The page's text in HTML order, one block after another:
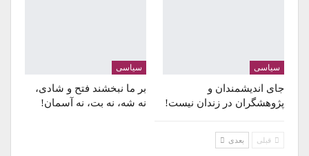
سیاسی
جای اندیشمندان و
پژوهشگران در زندان نیست!
سیاسی
بر ما نبخشند فتح و شادی،
نه شه، نه بت، نه آسمان!
قبلی بعدی